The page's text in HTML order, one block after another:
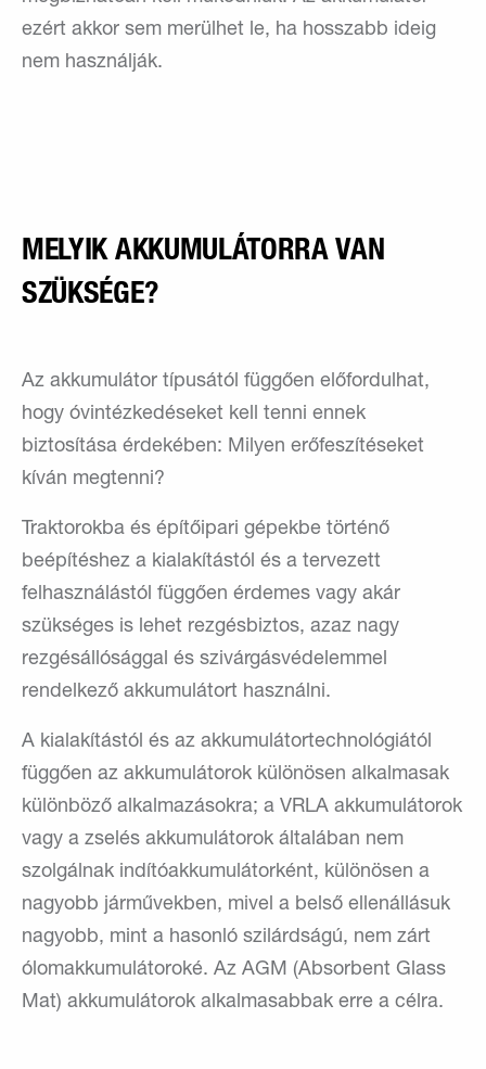
ezért akkor sem merülhet le, ha hosszabb ideig
nem használják.
MELYIK AKKUMULÁTORRA VAN
SZÜKSÉGE?
Az akkumulátor típusától függően előfordulhat,
hogy óvintézkedéseket kell tenni ennek
biztosítása érdekében: Milyen erőfeszítéseket
kíván megtenni?
Traktorokba és építőipari gépekbe történő
beépítéshez a kialakítástól és a tervezett
felhasználástól függően érdemes vagy akár
szükséges is lehet rezgésbiztos, azaz nagy
rezgésállósággal és szivárgásvédelemmel
rendelkező akkumulátort használni.
A kialakítástól és az akkumulátortechnológiától
függően az akkumulátorok különösen alkalmasak
különböző alkalmazásokra; a VRLA akkumulátorok
vagy a zselés akkumulátorok általában nem
szolgálnak indítóakkumulátorként, különösen a
nagyobb járművekben, mivel a belső ellenállásuk
nagyobb, mint a hasonló szilárdságú, nem zárt
ólomakkumulátoroké. Az AGM (Absorbent Glass
Mat) akkumulátorok alkalmasabbak erre a célra.